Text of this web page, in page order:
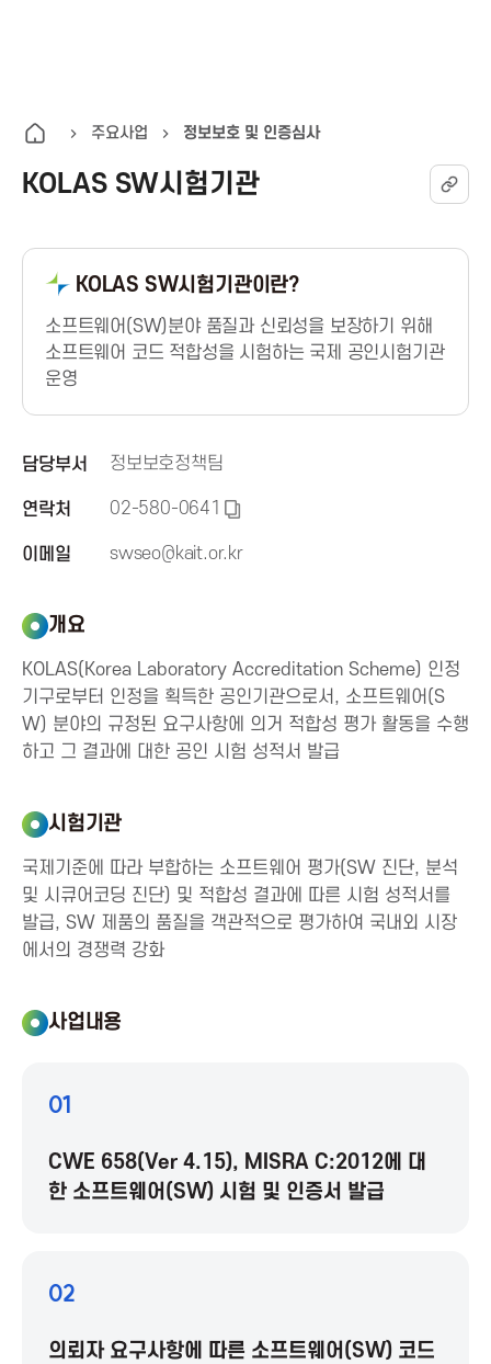
I
T
한
국
정
보
통
신
흥
협
회
K
o
r
a
열
기
주요사업 정보보호 및 인증심사
KOLAS SW시험기관
KOLAS SW시험기관이란?
소프트웨어(SW)분야 품질과 신뢰성을 보장하기 위해
소프트웨어 코드 적합성을 시험하는 국제 공인시험기관
운영
담당부서 정보보호정책팀
연락처 02-580-0641
복
사
이메일 swseo@kait.or.kr
개요
KOLAS(Korea Laboratory Accreditation Scheme) 인정
기구로부터 인정을 획득한 공인기관으로서, 소프트웨어(S
W) 분야의 규정된 요구사항에 의거 적합성 평가 활동을 수행
하고 그 결과에 대한 공인 시험 성적서 발급
시험기관
국제기준에 따라 부합하는 소프트웨어 평가(SW 진단, 분석
및 시큐어코딩 진단) 및 적합성 결과에 따른 시험 성적서를
발급, SW 제품의 품질을 객관적으로 평가하여 국내외 시장
에서의 경쟁력 강화
사업내용
01
CWE 658(Ver 4.15), MISRA C:2012에 대
한 소프트웨어(SW) 시험 및 인증서 발급
02
의뢰자 요구사항에 따른 소프트웨어(SW) 코드